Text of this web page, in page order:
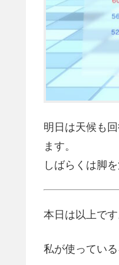
明日は天候も
ます。
しばらくは脚
本日は以上です
私が使ってい